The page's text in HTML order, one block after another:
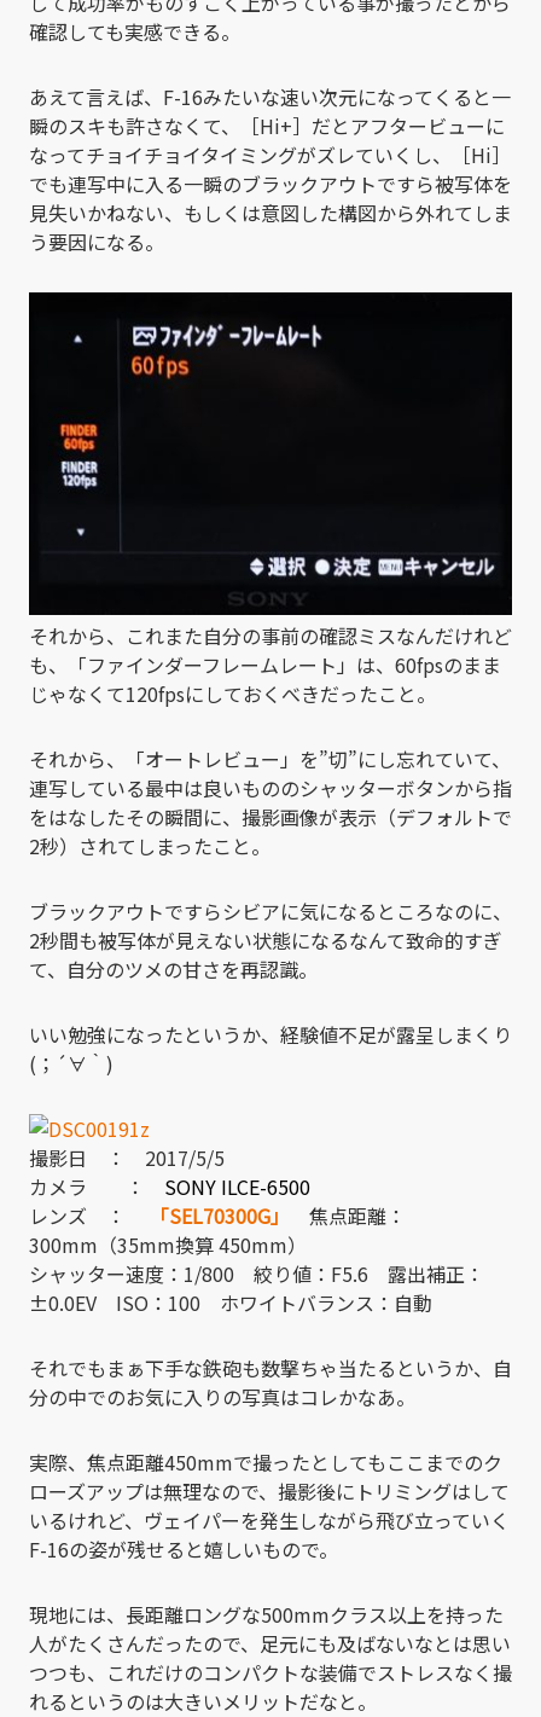
確認しても実感できる。
あえて言えば、F-16みたいな速い次元になってくると一
瞬のスキも許さなくて、［Hi+］だとアフタービューに
なってチョイチョイタイミングがズレていくし、［Hi］
でも連写中に入る一瞬のブラックアウトですら被写体を
見失いかねない、もしくは意図した構図から外れてしま
う要因になる。
それから、これまた自分の事前の確認ミスなんだけれど
も、「ファインダーフレームレート」は、60fpsのまま
じゃなくて120fpsにしておくべきだったこと。
それから、「オートレビュー」を”切”にし忘れていて、
連写している最中は良いもののシャッターボタンから指
をはなしたその瞬間に、撮影画像が表示（デフォルトで
2秒）されてしまったこと。
ブラックアウトですらシビアに気になるところなのに、
2秒間も被写体が見えない状態になるなんて致命的すぎ
て、自分のツメの甘さを再認識。
いい勉強になったというか、経験値不足が露呈しまくり
(；´∀｀)
撮影日 ： 2017/5/5
カメラ ： SONY ILCE-6500
レンズ ：
「SEL70300G」
焦点距離：
300mm（35mm換算 450mm）
シャッター速度：1/800 絞り値：F5.6 露出補正：
±0.0EV ISO：100 ホワイトバランス：自動
それでもまぁ下手な鉄砲も数撃ちゃ当たるというか、自
分の中でのお気に入りの写真はコレかなあ。
実際、焦点距離450mmで撮ったとしてもここまでのク
ローズアップは無理なので、撮影後にトリミングはして
いるけれど、ヴェイパーを発生しながら飛び立っていく
F-16の姿が残せると嬉しいもので。
現地には、長距離ロングな500mmクラス以上を持った
人がたくさんだったので、足元にも及ばないなとは思い
つつも、これだけのコンパクトな装備でストレスなく撮
れるというのは大きいメリットだなと。